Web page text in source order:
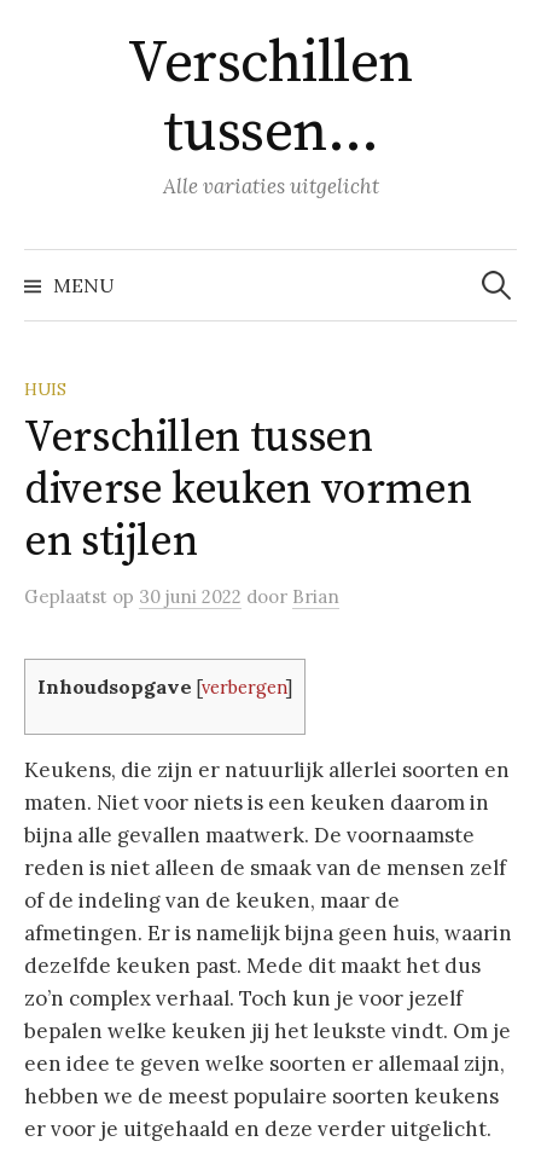
Verschillen
tussen…
Alle variaties uitgelicht
MENU
Zoeken
naar:
HUIS
Verschillen tussen
diverse keuken vormen
en stijlen
Geplaatst op 30 juni 2022 door Brian
Inhoudsopgave [verbergen]
Keukens, die zijn er natuurlijk allerlei soorten en
maten. Niet voor niets is een keuken daarom in
bijna alle gevallen maatwerk. De voornaamste
reden is niet alleen de smaak van de mensen zelf
of de indeling van de keuken, maar de
afmetingen. Er is namelijk bijna geen huis, waarin
dezelfde keuken past. Mede dit maakt het dus
zo’n complex verhaal. Toch kun je voor jezelf
bepalen welke keuken jij het leukste vindt. Om je
een idee te geven welke soorten er allemaal zijn,
hebben we de meest populaire soorten keukens
er voor je uitgehaald en deze verder uitgelicht.